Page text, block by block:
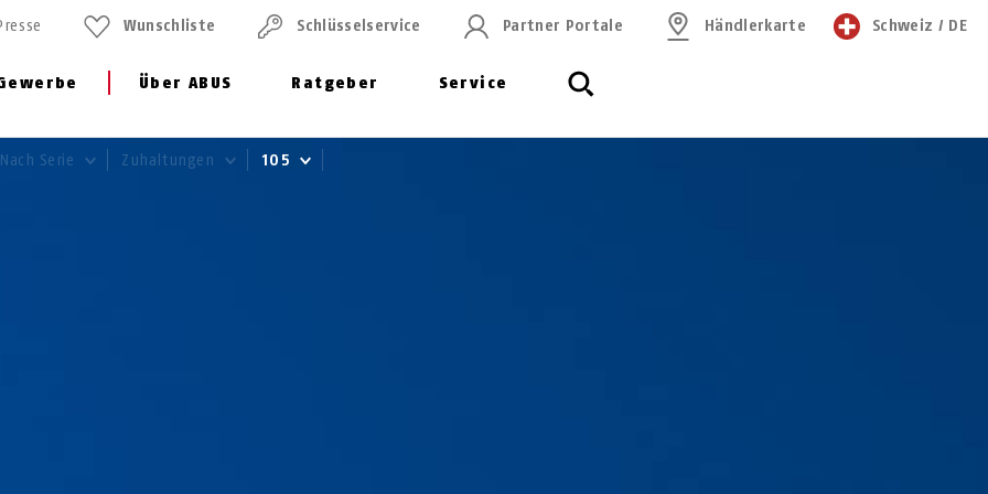
Über ABUS Ratgeber Service
Wunschliste Schlüssel­service Partner Portale Händlerkarte Schweiz / DE
Nach Serie Zuhaltungen 105